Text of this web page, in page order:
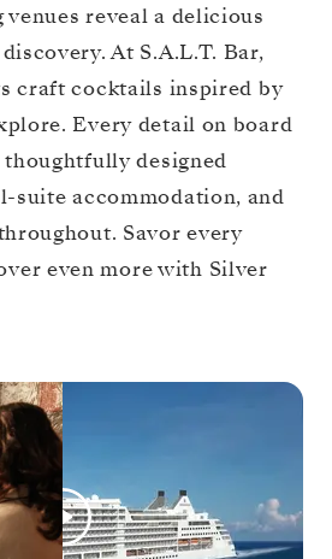
reveal a delicious
At S.A.L.T. Bar,
craft cocktails inspired by
Every detail on board
designed
suite accommodation, and
Savor every
even more with Silver